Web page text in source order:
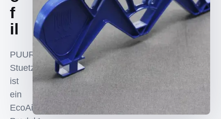
f
il
PUURU
Stuetzprofil
ist
ein
EcoAims